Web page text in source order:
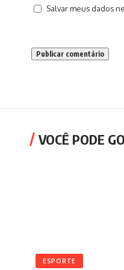
Salvar meus dados
VOCÊ PODE
ESPORTE